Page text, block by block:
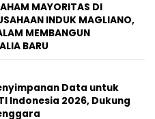
MAYORITAS DI
INDUK MAGLIANO,
MEMBANGUN
BARU
Data untuk
Indonesia 2026, Dukung